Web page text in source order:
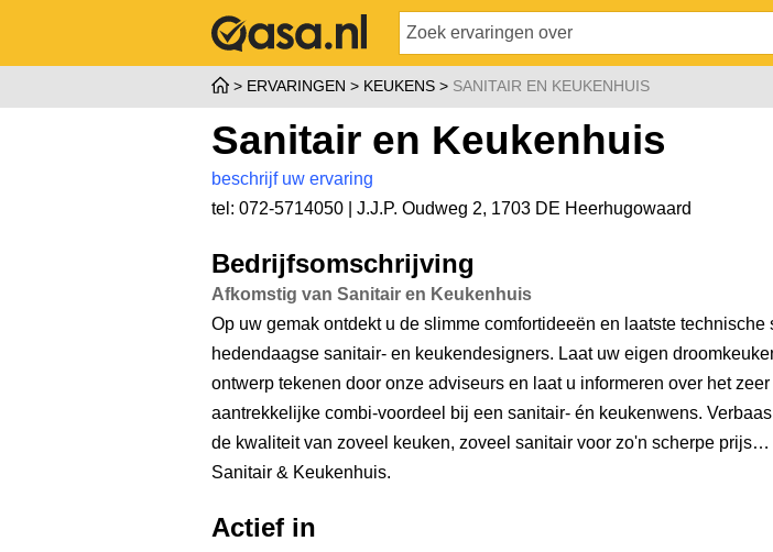
ERVARINGEN KEUKENS SANITAIR EN KEUKENHUIS
Sanitair en Keukenhuis
beschrijf uw ervaring
tel: 072-5714050 | J.J.P. Oudweg 2, 1703 DE Heerhugowaard
Bedrijfsomschrijving
Afkomstig van Sanitair en Keukenhuis
Op uw gemak ontdekt u de slimme comfortideeën en laatste technische
hedendaagse sanitair- en keukendesigners. Laat uw eigen
ontwerp tekenen door onze adviseurs en laat u informeren over het zeer
aantrekkelijke combi-voordeel bij een sanitair- én keukenwens.
de kwaliteit van zoveel keuken, zoveel sanitair voor zo'n scherpe prijs…
Sanitair & Keukenhuis.
Actief in